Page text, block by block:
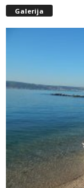
Galerija